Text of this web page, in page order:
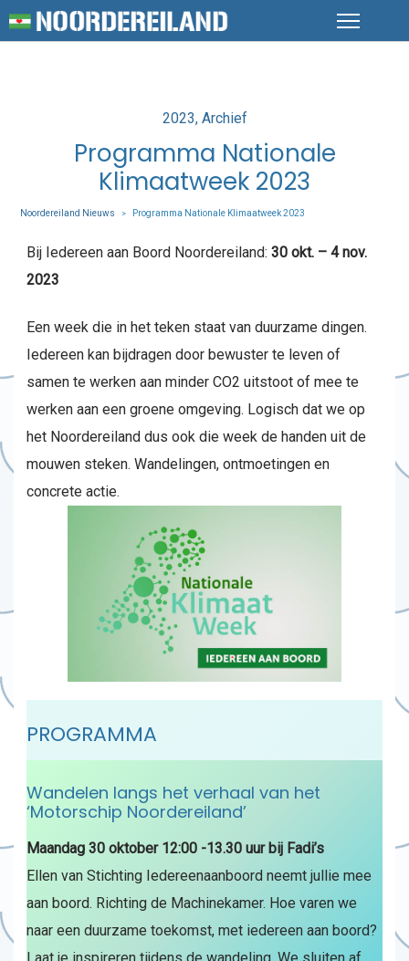
Posted
2023 Archief
Programma Nationale
Klimaatweek 2023
Noordereiland Nieuws > Programma Nationale Klimaatweek 2023
Bij Iedereen aan Boord Noordereiland: 30 okt. – 4 nov.
2023
Een week die in het teken staat van duurzame dingen.
Iedereen kan bijdragen door bewuster te leven of
samen te werken aan minder CO2 uitstoot of mee te
werken aan een groene omgeving. Logisch dat we op
het Noordereiland dus ook die week de handen uit de
mouwen steken. Wandelingen, ontmoetingen en
concrete actie.
PROGRAMMA
Wandelen langs het verhaal van het
‘Motorschip Noordereiland’
Maandag 30 oktober 12:00 -13.30 uur bij Fadi’s
Ellen van Stichting Iedereenaanboord neemt jullie mee
aan boord. Richting de Machinekamer. Hoe varen we
naar een duurzame toekomst, met iedereen aan boord?